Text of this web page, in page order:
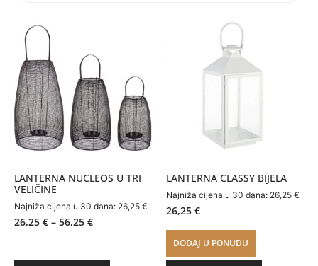
LANTERNA NUCLEOS U TRI
VELIČINE
Najniža cijena u 30 dana: 26,25 €
26,25 € – 56,25 €
LANTERNA CLASSY BIJELA
Najniža cijena u 30 dana: 26,25 €
26,25 €
DODAJ U PONUDU